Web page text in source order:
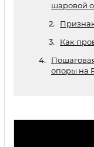
шаровой
Как
опоры на